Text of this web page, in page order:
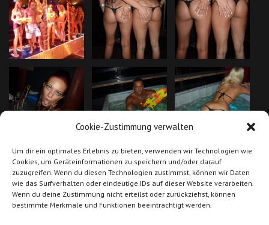
Cookie-Zustimmung verwalten
Um dir ein optimales Erlebnis zu bieten, verwenden wir Technologien wie
Cookies, um Geräteinformationen zu speichern und/oder darauf
zuzugreifen. Wenn du diesen Technologien zustimmst, können wir Daten
wie das Surfverhalten oder eindeutige IDs auf dieser Website verarbeiten.
Wenn du deine Zustimmung nicht erteilst oder zurückziehst, können
bestimmte Merkmale und Funktionen beeinträchtigt werden.